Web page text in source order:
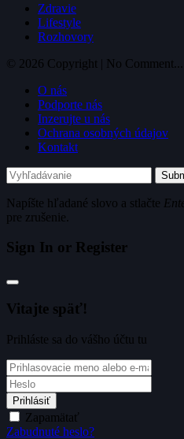
Zdravie
Lifestyle
Rozhovory
© 2026 Copyright | No Comment...
O nás
Podporte nás
Inzerujte u nás
Ochrana osobných údajov
Kontakt
Napíšte hľadané slovo a stlačte
pre zrušenie.
Sign In or Register
Vitajte späť!
Prihláste sa do vášho účtu tu
Prihlásiť
Zapamätať
Zabudnuté heslo?